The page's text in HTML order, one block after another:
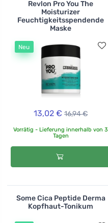
Revlon Pro You The
Moisturizer
Feuchtigkeitsspendende
Maske
Neu
13,02 € 16,94 €
Vorrätig - Lieferung innerhalb von 3
Tagen
Some Cica Peptide Derma
Kopfhaut-Tonikum